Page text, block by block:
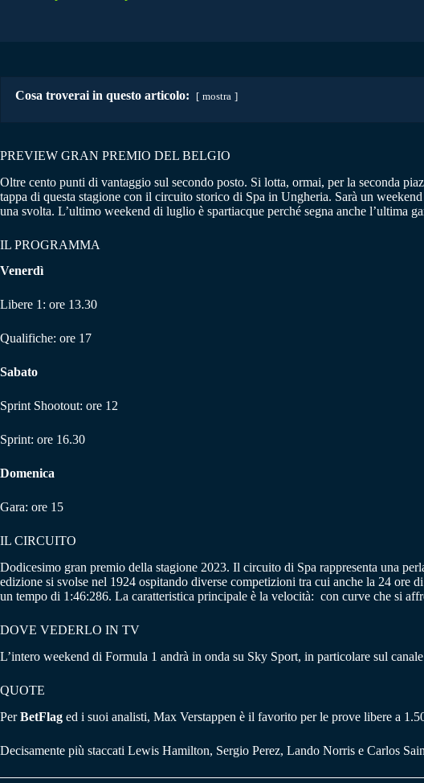
Cosa troverai in questo articolo: mostra
PREVIEW GRAN PREMIO DEL BELGIO
Oltre cento punti di vantaggio sul secondo posto. Si lotta, ormai, per la seconda
tappa di questa stagione con il circuito storico di Spa in Ungheria. Sarà un
una svolta. L’ultimo weekend di luglio è spartiacque perché segna anche l’ultima
IL PROGRAMMA
Venerdì
Libere 1: ore 13.30
Qualifiche: ore 17
Sabato
Sprint Shootout: ore 12
Sprint: ore 16.30
Domenica
Gara: ore 15
IL CIRCUITO
Dodicesimo gran premio della stagione 2023. Il circuito di Spa rappresenta una
edizione si svolse nel 1924 ospitando diverse competizioni tra cui anche la 24
un tempo di 1:46:286. La caratteristica principale è la velocità: con curve che si
DOVE VEDERLO IN TV
L’intero weekend di Formula 1 andrà in onda su Sky Sport, in particolare sul
QUOTE
PerBetFlag ed i suoi analisti, Max Verstappen è il favorito per le prove libere a
Decisamente più staccati Lewis Hamilton, Sergio Perez, Lando Norris e Carlos